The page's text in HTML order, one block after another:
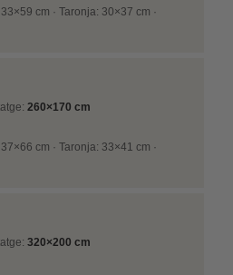
cm · Taronja: 30×37 cm ·
260×170 cm
cm · Taronja: 33×41 cm ·
320×200 cm